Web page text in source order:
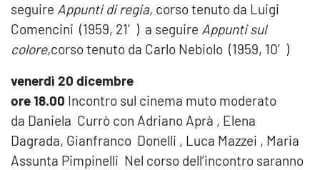
seguire Appunti di regia, corso tenuto da Luigi
Comencini (1959, 21′) a seguire Appunti sul
colore,corso tenuto da Carlo Nebiolo (1959, 10′)
venerdì 20 dicembre
ore 18.00 Incontro sul cinema muto moderato
da Daniela Currò con Adriano Aprà , Elena
Dagrada, Gianfranco Donelli , Luca Mazzei , Maria
Assunta Pimpinelli Nel corso dell’incontro saranno